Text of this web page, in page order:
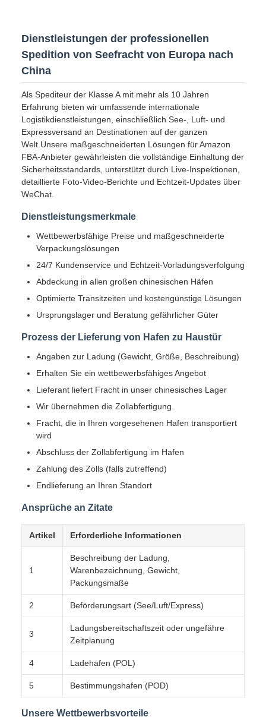
Dienstleistungen der professionellen
Spedition von Seefracht von Europa nach
China
Als Spediteur der Klasse A mit mehr als 10 Jahren
Erfahrung bieten wir umfassende internationale
Logistikdienstleistungen, einschließlich See-, Luft- und
Expressversand an Destinationen auf der ganzen
Welt.Unsere maßgeschneiderten Lösungen für Amazon
FBA-Anbieter gewährleisten die vollständige Einhaltung der
Sicherheitsstandards, unterstützt durch Live-Inspektionen,
detaillierte Foto-Video-Berichte und Echtzeit-Updates über
WeChat.
Dienstleistungsmerkmale
Wettbewerbsfähige Preise und maßgeschneiderte
Verpackungslösungen
24/7 Kundenservice und Echtzeit-Vorladungsverfolgung
Abdeckung in allen großen chinesischen Häfen
Optimierte Transitzeiten und kostengünstige Lösungen
Ursprungslager und Beratung gefährlicher Güter
Prozess der Lieferung von Hafen zu Haustür
Angaben zur Ladung (Gewicht, Größe, Beschreibung)
Erhalten Sie ein wettbewerbsfähiges Angebot
Lieferant liefert Fracht in unser chinesisches Lager
Wir übernehmen die Zollabfertigung.
Fracht, die in Ihren vorgesehenen Hafen transportiert
wird
Abschluss der Zollabfertigung im Hafen
Zahlung des Zolls (falls zutreffend)
Endlieferung an Ihren Standort
Ansprüche an Zitate
Artikel Erforderliche Informationen
1
Beschreibung der Ladung,
Warenbezeichnung, Gewicht,
Packungsmaße
2 Beförderungsart (See/Luft/Express)
3
Ladungsbereitschaftszeit oder ungefähre
Zeitplanung
4 Ladehafen (POL)
5 Bestimmungshafen (POD)
Unsere Wettbewerbsvorteile